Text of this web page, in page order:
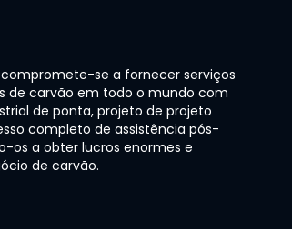
compromete-se a fornecer serviços
de carvão em todo o mundo com
de ponta, projeto de projeto
completo de assistência pós-
os a obter lucros enormes e
de carvão.